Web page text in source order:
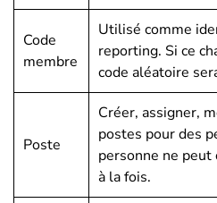
Code
membre
Utilisé comme
reporting. Si ce
code aléatoire
Poste
Créer, assigner,
postes pour des
personne ne peut
à la fois.